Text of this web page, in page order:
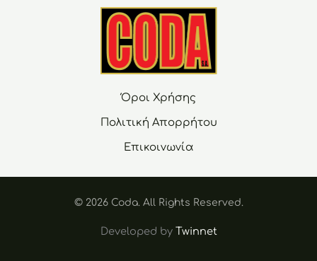
Όροι Χρήσης
Πολιτική Απορρήτου
Επικοινωνία
© 2026 Coda. Αll Rights Reserved.
Developed by Twinnet